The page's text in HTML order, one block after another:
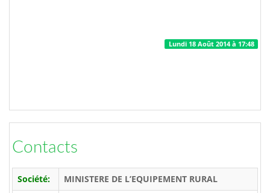
Lundi 18 Août 2014 à 17:48
Contacts
Société:
MINISTERE DE L’EQUIPEMENT RURAL